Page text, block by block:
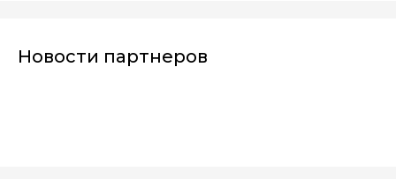
Новости партнеров